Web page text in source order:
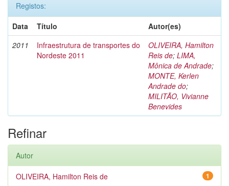
Registos:
Data
Título
Autor(es)
2011
Infraestrutura de transportes do
Nordeste 2011
OLIVEIRA, Hamilton
Reis de; LIMA,
Mônica de Andrade;
MONTE, Kerlen
Andrade do;
MILITÃO, Vivianne
Benevides
Refinar
Autor
1
OLIVEIRA, Hamilton Reis de